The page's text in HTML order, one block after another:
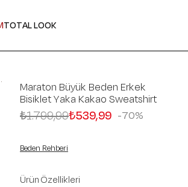
TOTAL LOOK
Maraton Büyük Beden Erkek
Bisiklet Yaka Kakao Sweatshirt
70
₺1.799,99₺539,99
Beden Rehberi
Ürün Özellikleri